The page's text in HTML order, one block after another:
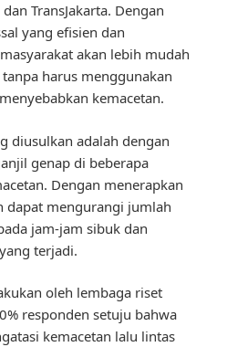
TransJakarta. Dengan
yang efisien dan
akan lebih mudah
harus menggunakan
kemacetan.
diusulkan adalah dengan
genap di beberapa
Dengan menerapkan
dapat mengurangi jumlah
jam-jam sibuk dan
terjadi.
oleh lembaga riset
responden setuju bahwa
kemacetan lalu lintas